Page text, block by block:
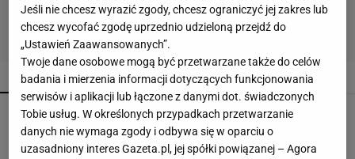
POPULARNE NAJNOWSZE
Przenośne klimatyzatory i wentylatory najlepsze
na upały. Są tanie i ciche, dobre do sypialni
Jeśli nie chcesz wyrazić zgody, chcesz ograniczyć jej zakres lub
chcesz wycofać zgodę uprzednio udzieloną przejdź do
„Ustawień Zaawansowanych”.
Twoje dane osobowe mogą być przetwarzane także do celów
badania i mierzenia informacji dotyczących funkcjonowania
serwisów i aplikacji lub łączone z danymi dot. świadczonych
Tobie usług. W określonych przypadkach przetwarzanie
danych nie wymaga zgody i odbywa się w oparciu o
uzasadniony interes Gazeta.pl, jej spółki powiązanej – Agora